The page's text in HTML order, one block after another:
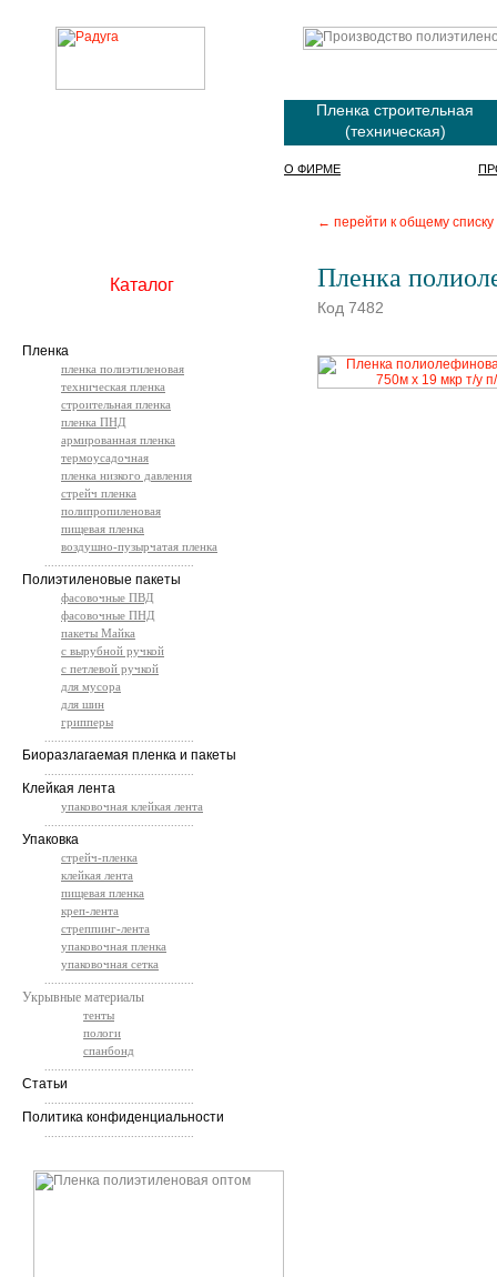
Пленка строительная
(техническая)
О ФИРМЕ
← перейти к общему списку
Пленка
Код 7482
Каталог
Пленка
пленка полиэтиленовая
техническая пленка
строительная пленка
пленка ПНД
армированная пленка
термоусадочная
пленка низкого давления
стрейч пленка
полипропиленовая
пищевая пленка
воздушно-пузырчатая пленка
Полиэтиленовые пакеты
фасовочные ПВД
фасовочные ПНД
пакеты Майка
с вырубной ручкой
с петлевой ручкой
для мусора
для шин
грипперы
Биоразлагаемая пленка и пакеты
Клейкая лента
упаковочная клейкая лента
Упаковка
стрейч-пленка
клейкая лента
пищевая пленка
креп-лента
стреппинг-лента
упаковочная пленка
упаковочная сетка
Укрывные материалы
тенты
пологи
спанбонд
Статьи
Политика конфиденциальности